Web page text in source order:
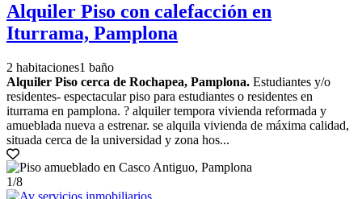
Alquiler Piso con calefacción en
Iturrama, Pamplona
2 habitaciones1 baño
Alquiler Piso cerca de Rochapea, Pamplona. Estudiantes y/o
residentes- espectacular piso para estudiantes o residentes en
iturrama en pamplona. ? alquiler tempora vivienda reformada y
amueblada nueva a estrenar. se alquila vivienda de máxima calidad,
situada cerca de la universidad y zona hos...
1/8